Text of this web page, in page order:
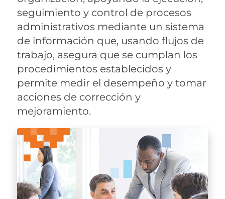
seguimiento y control de procesos
administrativos mediante un sistema
de información que, usando flujos de
trabajo, asegura que se cumplan los
procedimientos establecidos y
permite medir el desempeño y tomar
acciones de corrección y
mejoramiento.